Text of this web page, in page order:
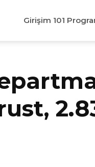
Girişim 101